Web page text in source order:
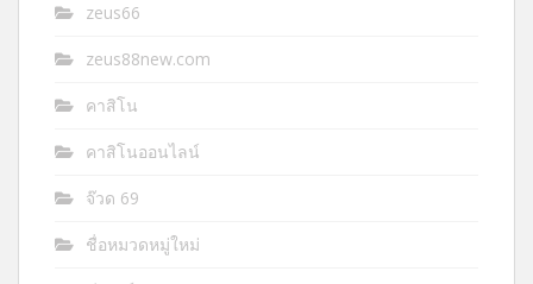
zeus66
zeus88new.com
คาสิโน
คาสิโนออนไลน์
จ๊วด 69
ชื่อหมวดหมู่ใหม่